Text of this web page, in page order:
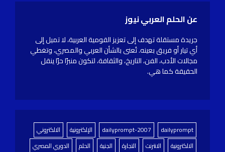
عن الحلم العربي نيوز
جريدة مستقلة تهدف إلى تعزيز القومية العربية، لا تميل إلى
أي تيار أو فريق بعينه. تُعنى بالشأن العربي والمصري، وتغطي
مجالات الأدب، الفن، التاريخ، والثقافة، لتكون منبرًا حرًا ينقل
الحقيقة كما هي.
dailyprompt
dailyprompt-2007 الإلكترونية
الالكتروني
الالكترونية
الانترنت التجارة الجنية الحلم
الدوري المصري